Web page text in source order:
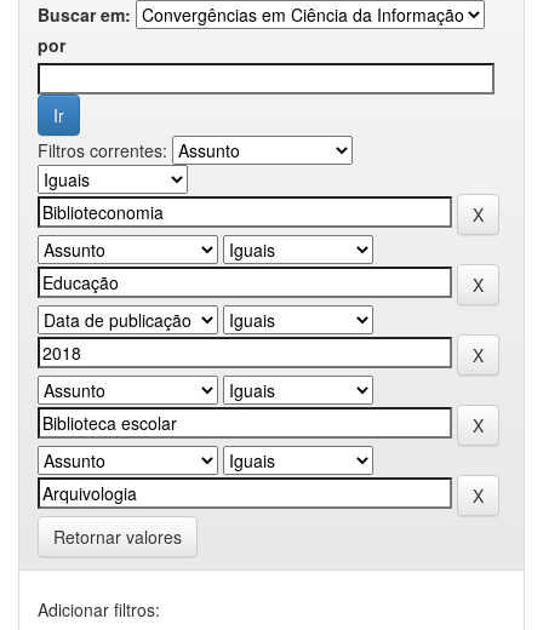
Buscar em:
por
Filtros correntes:
Retornar valores
Adicionar filtros: